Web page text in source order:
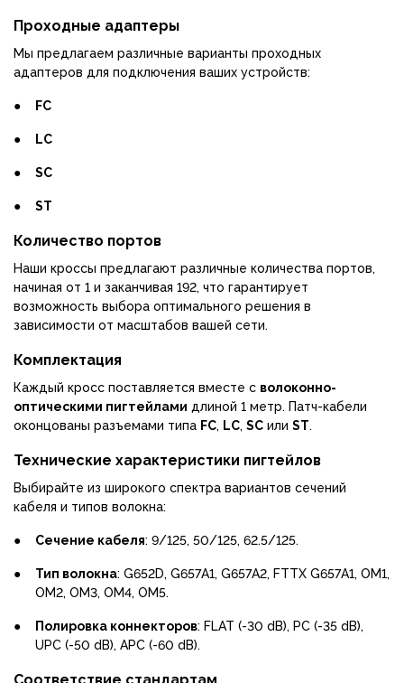
Проходные адаптеры
Мы предлагаем различные варианты проходных
адаптеров для подключения ваших устройств:
● FC
● LC
● SC
● ST
Количество портов
Наши кроссы предлагают различные количества портов,
начиная от 1 и заканчивая 192, что гарантирует
возможность выбора оптимального решения в
зависимости от масштабов вашей сети.
Комплектация
Каждый кросс поставляется вместе с волоконно-
оптическими пигтейлами длиной 1 метр. Патч-кабели
оконцованы разъемами типа FC, LC, SC или ST.
Технические характеристики пигтейлов
Выбирайте из широкого спектра вариантов сечений
кабеля и типов волокна:
● Сечение кабеля: 9/125, 50/125, 62.5/125.
● Тип волокна: G652D, G657A1, G657A2, FTTX G657A1, OM1,
OM2, OM3, OM4, OM5.
● Полировка коннекторов: FLAT (-30 dB), PC (-35 dB),
UPC (-50 dB), APC (-60 dB).